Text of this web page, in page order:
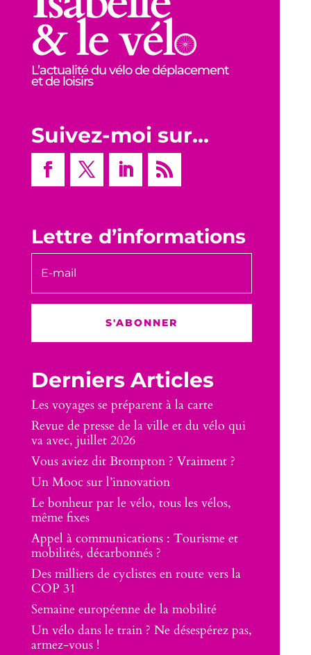
L’actualité du vélo de déplacement
et de loisirs
Suivez-moi sur…
Lettre d’informations
S'ABONNER
Derniers Articles
Les voyages se préparent à la carte
Revue de presse de la ville et du vélo qui
va avec, juillet 2026
Vous aviez dit Brompton ? Vraiment ?
Un Mooc sur l’innovation
Le bonheur par le vélo, tous les vélos,
même fixes
Appel à communications : Tourisme et
mobilités, décarbonnés ?
Des milliers de cyclistes en route vers la
COP 31
Semaine européenne de la mobilité
Un vélo dans le train ? Ne désespérez pas,
armez-vous !